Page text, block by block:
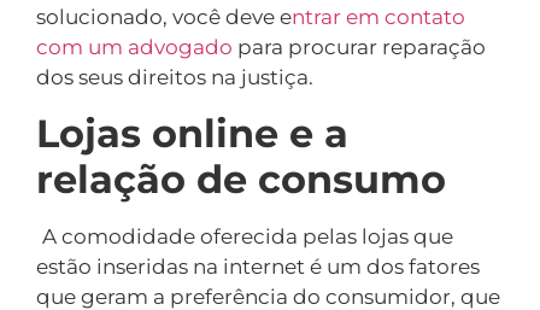
solucionado, você deve entrar em contato
com um advogado para procurar reparação
dos seus direitos na justiça.
Lojas online e a
relação de consumo
A comodidade oferecida pelas lojas que
estão inseridas na internet é um dos fatores
que geram a preferência do consumidor, que